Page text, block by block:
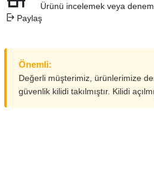
Ürünü incelemek veya
Paylaş
Önemli:
Değerli müşterimiz, ürünlerimize
güvenlik kilidi takılmıştır. Kilidi